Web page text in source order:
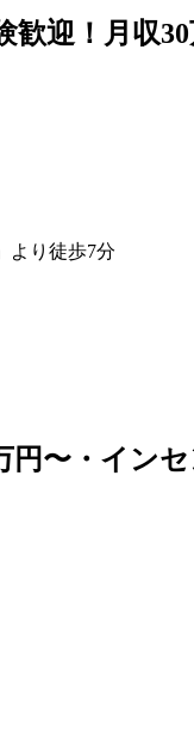
迎！月収
より徒歩7分
円〜・イン